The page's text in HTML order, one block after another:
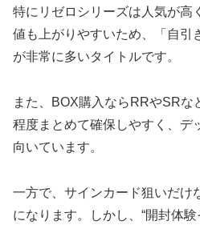
特にリゼロシリーズは人気が高
値も上がりやすいため、「自引
が非常に多いタイトルです。
また、BOX購入ならRRやSRな
程度まとめて確保しやすく、デ
向いています。
一方で、サインカード狙いだけ
になります。しかし、“開封体